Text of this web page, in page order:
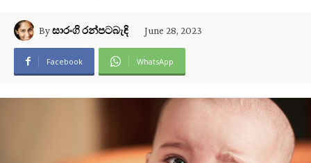
Byසාරංගි රන්පටබැඳි June 28, 2023
Facebook WhatsApp